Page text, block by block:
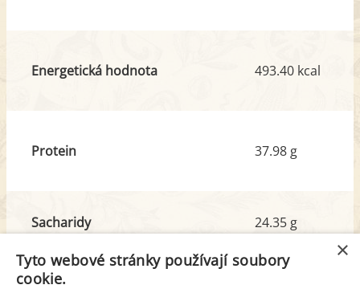
Energetická hodnota 493.40 kcal
Protein 37.98 g
Sacharidy
z toho cukr
24.35 g
12.78 g
×
Tyto webové stránky používají soubory
cookie.